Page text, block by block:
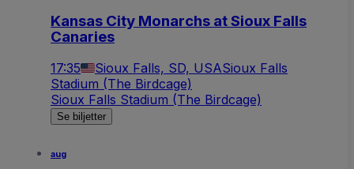
Kansas City Monarchs at Sioux Falls
Canaries
17:35 Sioux Falls, SD, USASioux Falls
Stadium (The Birdcage)
Sioux Falls Stadium (The Birdcage)
Se biljetter
aug